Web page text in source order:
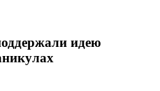
идею